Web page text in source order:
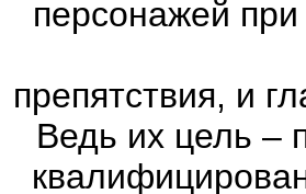
персонажей
препятствия, и
Ведь их цель –